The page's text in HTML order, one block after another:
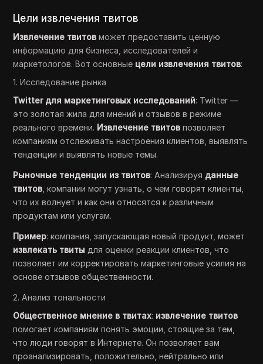
Цели извлечения твитов
Извлечение твитов может предоставить ценную
информацию для бизнеса, исследователей и
маркетологов. Вот основные цели извлечения твитов:
1. Исследование рынка
Twitter для маркетинговых исследований: Twitter —
это золотая жила для мнений и отзывов в режиме
реального времени. Извлечение твитов позволяет
компаниям отслеживать настроения клиентов, выявлять
тенденции и выявлять новые темы.
Рыночные тенденции из твитов: Анализируя данные
твитов , компании могут узнать, о чем говорят клиенты,
что их волнует и как они относятся к различным
продуктам или услугам.
Пример: компания, запускающая новый продукт, может
извлекать твиты для оценки реакции клиентов, что
позволяет им корректировать маркетинговые усилия на
основе отзывов общественности.
2. Анализ тональности
Общественное мнение в твитах: извлечение твитов
помогает компаниям понять эмоции, стоящие за тем,
что люди говорят в Интернете. Он позволяет вам
проанализировать, положительно, нейтрально или